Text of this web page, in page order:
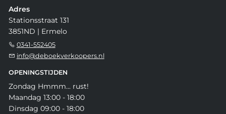
Adres
Stationsstraat 131
3851ND | Ermelo
0341-552405
info@deboekverkoopers.nl
OPENINGSTIJDEN
Zondag Hmmm... rust!
Maandag 13:00 - 18:00
Dinsdag 09:00 - 18:00